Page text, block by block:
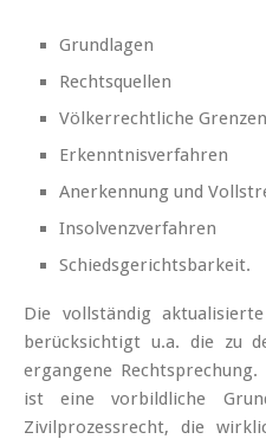
Grundlagen
Rechtsquellen
Völkerrechtliche
Erkenntnisverfahren
Anerkennung und
Insolvenzverfahren
Schiedsgerichtsbarkeit.
Die vollständig
berücksichtigt u.a. die zu
ergangene
ist eine vorbildliche
Zivilprozessrecht, die